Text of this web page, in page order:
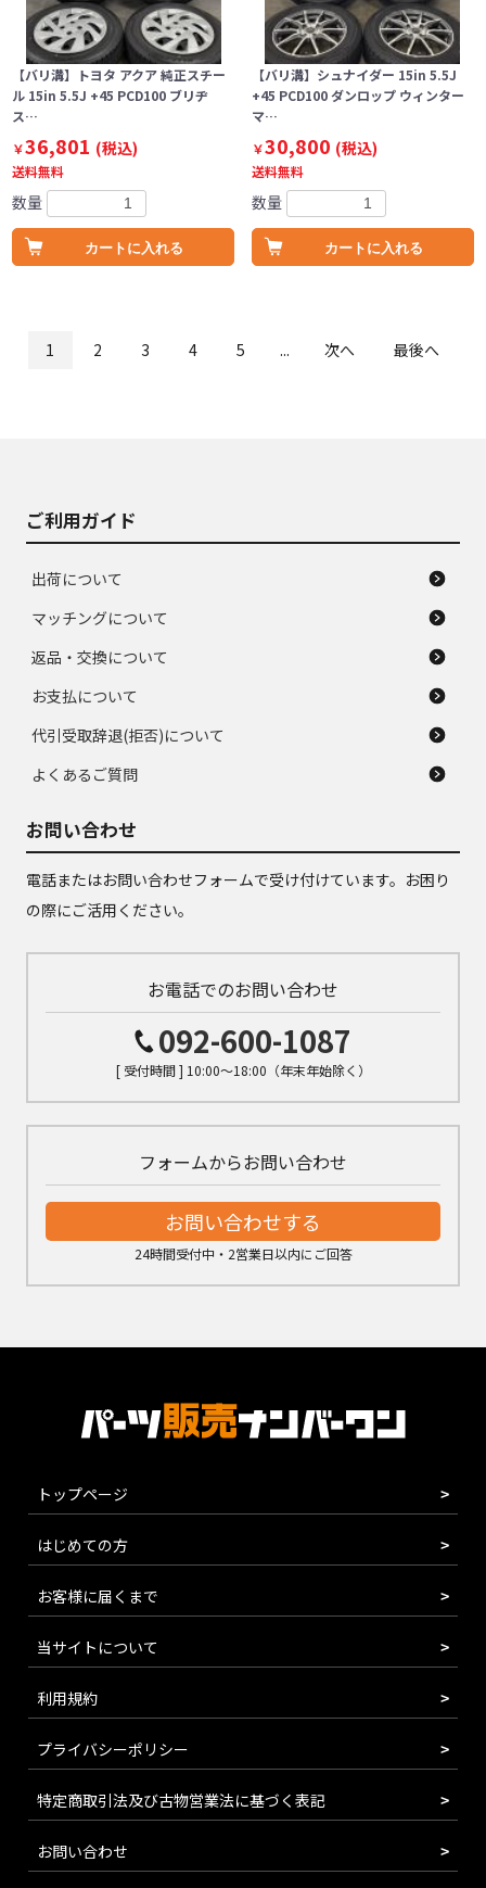
【バリ溝】トヨタ アクア 純正スチー
ル 15in 5.5J +45 PCD100 ブリヂ
ス…
￥36,801 (税込)
送料無料
数量
カートに入れる
【バリ溝】シュナイダー 15in 5.5J
+45 PCD100 ダンロップ ウィンター
マ…
￥30,800 (税込)
送料無料
数量
カートに入れる
1 2 3 4 5 ... 次へ 最後へ
ご利用ガイド
出荷について
マッチングについて
返品・交換について
お支払について
代引受取辞退(拒否)について
よくあるご質問
お問い合わせ
電話またはお問い合わせフォームで受け付けています。お困り
の際にご活用ください。
お電話でのお問い合わせ
092-600-1087
[ 受付時間 ] 10:00～18:00（年末年始除く）
フォームからお問い合わせ
お問い合わせする
24時間受付中・2営業日以内にご回答
トップページ
はじめての方
お客様に届くまで
当サイトについて
利用規約
プライバシーポリシー
特定商取引法及び古物営業法に基づく表記
お問い合わせ